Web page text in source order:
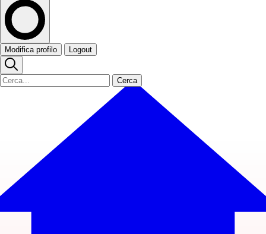
Modifica profilo Logout
Cerca